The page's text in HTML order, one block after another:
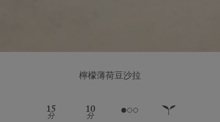
檸檬薄荷豆沙拉
15
分
10
分